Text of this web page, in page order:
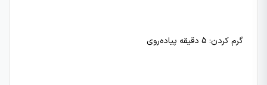
گرم کردن: 5 دقیقه پیاده‌روی